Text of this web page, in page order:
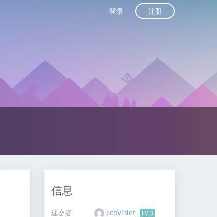
登录 注册
信息
递交者 ecoViolet_ LV 3